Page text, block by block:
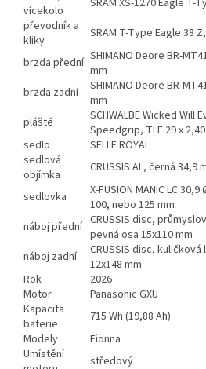
vícekolo
SRAM XS-1270 Eagle T-
převodník a
kliky
SRAM T-Type Eagle 38
brzda přední SHIMANO Deore BR-
mm
brzda zadní
SHIMANO Deore BR-
mm
pláště
SCHWALBE Wicked Will
Speedgrip, TLE 29 x 2,40
sedlo
SELLE ROYAL
sedlová
objímka
CRUSSIS AL, černá 34,9
sedlovka
X-FUSION MANIC LC
100, nebo 125 mm
náboj přední CRUSSIS disc,
pevná osa 15x110 mm
náboj zadní
CRUSSIS disc,
12x148 mm
Rok
2026
Motor
Panasonic GXU
Kapacita
baterie
715 Wh (19,88 Ah)
Modely
Fionna
Umístění
středový